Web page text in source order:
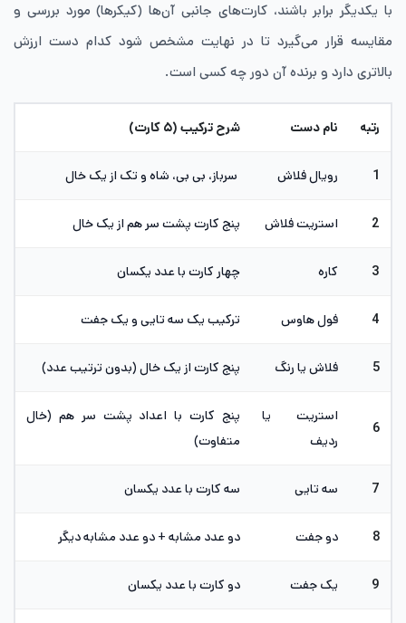
با یکدیگر برابر باشند، کارت‌های جانبی آن‌ها (کیکرها) مورد بررسی و
مقایسه قرار می‌گیرد تا در نهایت مشخص شود کدام دست ارزش
بالاتری دارد و برنده آن دور چه کسی است.
رتبه نام دست شرح ترکیب (۵ کارت)
1 رویال فلاش سرباز، بی بی، شاه و تک از یک خال
2 استریت فلاش پنج کارت پشت سر هم از یک خال
3 کاره چهار کارت با عدد یکسان
4 فول هاوس ترکیب یک سه تایی و یک جفت
5 فلاش یا رنگ پنج کارت از یک خال (بدون ترتیب عدد)
6
استریت یا
ردیف
پنج کارت با اعداد پشت سر هم (خال
متفاوت)
7 سه تایی سه کارت با عدد یکسان
8 دو جفت دو عدد مشابه + دو عدد مشابه دیگر
9 یک جفت دو کارت با عدد یکسان